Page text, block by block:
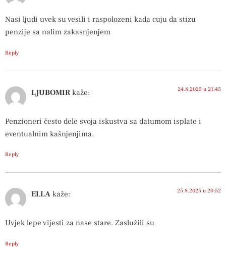
Nasi ljudi uvek su vesili i raspolozeni kada cuju da stizu
penzije sa nalim zakasnjenjem
Reply
LJUBOMIR kaže: 24.8.2025 u 21:45
Penzioneri često dele svoja iskustva sa datumom isplate i
eventualnim kašnjenjima.
Reply
ELLA kaže: 25.8.2025 u 20:52
Uvjek lepe vijesti za nase stare. Zaslužili su
Reply